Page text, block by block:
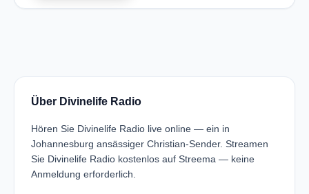
Über Divinelife Radio
Hören Sie Divinelife Radio live online — ein in
Johannesburg ansässiger Christian-Sender. Streamen
Sie Divinelife Radio kostenlos auf Streema — keine
Anmeldung erforderlich.